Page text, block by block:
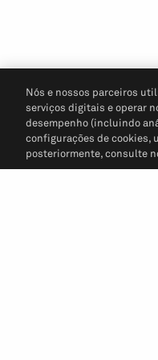
Nós e nossos parceiros
serviços digitais e operar
desempenho (incluindo
configurações de cookies,
posteriormente, consulte